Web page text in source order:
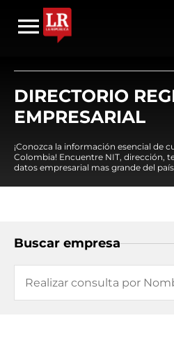
DIRECTORIO
EMPRESARIAL
¡Conozca la información esencial de
Colombia! Encuentre NIT, dirección,
datos empresarial mas grande del
Buscar empresa